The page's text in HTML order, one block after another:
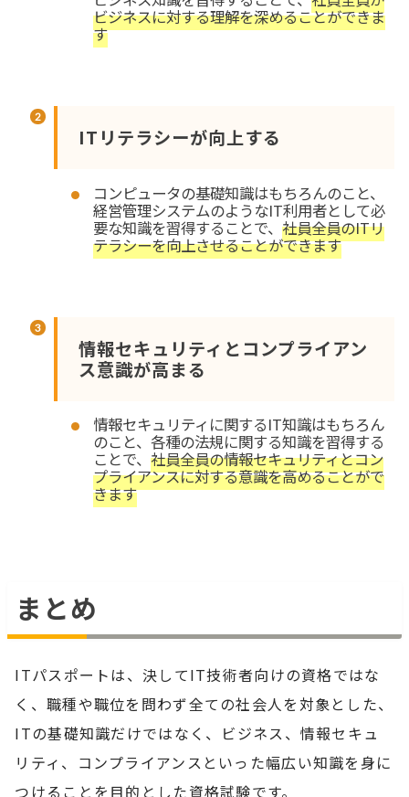
ビジネスに対する理解を深めることができま
す
ITリテラシーが向上する
コンピュータの基礎知識はもちろんのこと、
経営管理システムのようなIT利用者として必
要な知識を習得することで、社員全員のITリ
テラシーを向上させることができます
情報セキュリティとコンプライアン
ス意識が高まる
情報セキュリティに関するIT知識はもちろん
のこと、各種の法規に関する知識を習得する
ことで、社員全員の情報セキュリティとコン
プライアンスに対する意識を高めることがで
きます
まとめ
ITパスポートは、決してIT技術者向けの資格ではな
く、職種や職位を問わず全ての社会人を対象とした、
ITの基礎知識だけではなく、ビジネス、情報セキュ
リティ、コンプライアンスといった幅広い知識を身に
つけることを目的とした資格試験です。